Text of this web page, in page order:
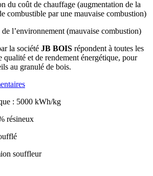
du coût de chauffage (augmentation de la
combustible par une mauvaise combustion)
l’environnement (mauvaise combustion)
la société JB BOIS répondent à toutes les
qualité et de rendement énergétique, pour
au granulé de bois.
: 5000 kWh/kg
résineux
souffleur